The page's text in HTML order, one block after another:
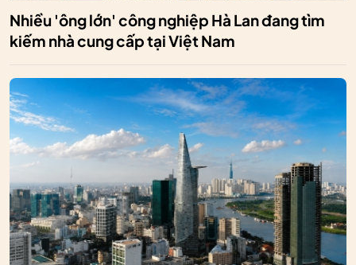
Nhiều 'ông lớn' công nghiệp Hà Lan đang tìm
kiếm nhà cung cấp tại Việt Nam